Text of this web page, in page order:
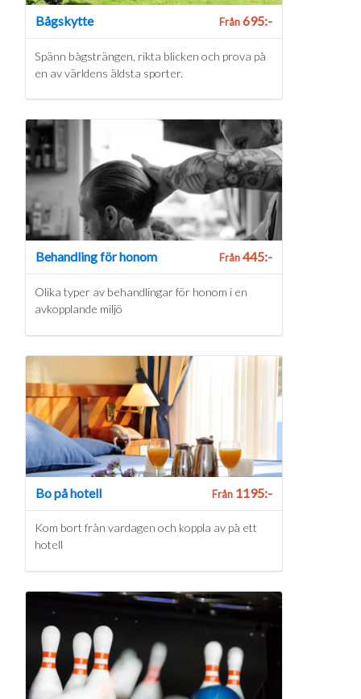
Bågskytte Från695:-
Spänn bågsträngen, rikta blicken och prova på
en av världens äldsta sporter.
Behandling för honom Från445:-
Olika typer av behandlingar för honom i en
avkopplande miljö
Bo på hotell Från1195:-
Kom bort från vardagen och koppla av på ett
hotell